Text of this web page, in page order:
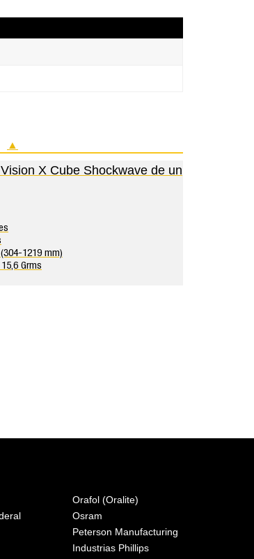
▲
X Cube Shockwave de un
1219 mm)
Grms
Orafol (Oralite)
Osram
Peterson Manufacturing
Industrias Phillips